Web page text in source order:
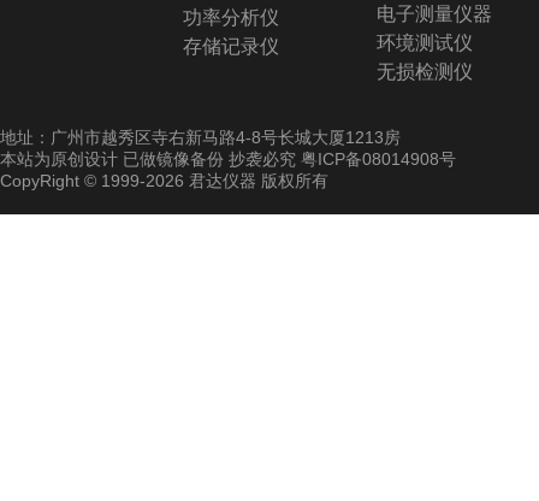
功率分析仪
存储记录仪
电子测量仪器
环境测试仪
无损检测仪
地址：广州市越秀区寺右新马路4-8号长城大厦1213房
本站为原创设计 已做镜像备份 抄袭必究 粤ICP备08014908号
CopyRight © 1999-2026 君达仪器 版权所有